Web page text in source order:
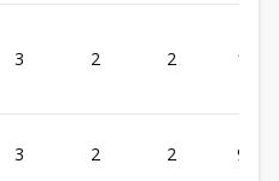
3 2 2 110
3 2 2 92